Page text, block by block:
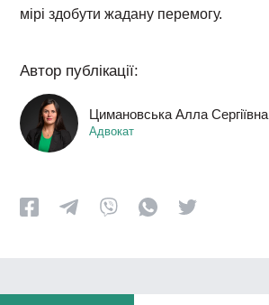
мірі здобути жадану перемогу.
Автор публікації:
Цимановська Алла Сергіївна
Адвокат